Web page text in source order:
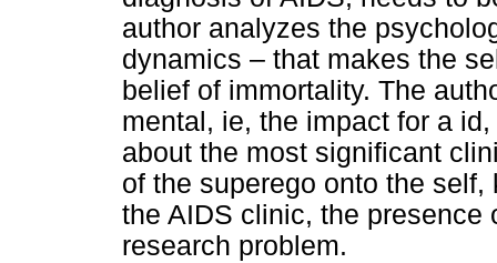
author analyzes the
dynamics – that makes the
belief of immortality. The
mental, ie, the impact for a
about the most significant
of the superego onto the
the AIDS clinic, the
research problem.